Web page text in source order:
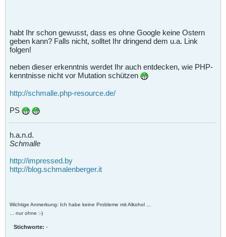
habt Ihr schon gewusst, dass es ohne Google keine Ostern
geben kann? Falls nicht, solltet Ihr dringend dem u.a. Link
folgen!
neben dieser erkenntnis werdet Ihr auch entdecken, wie PHP-
kenntnisse nicht vor Mutation schützen
http://schmalle.php-resource.de/
PS
h.a.n.d.
Schmalle
http://impressed.by
http://blog.schmalenberger.it
Wichtige Anmerkung: Ich habe keine Probleme mit Alkohol ...
... nur ohne :-)
Stichworte: -